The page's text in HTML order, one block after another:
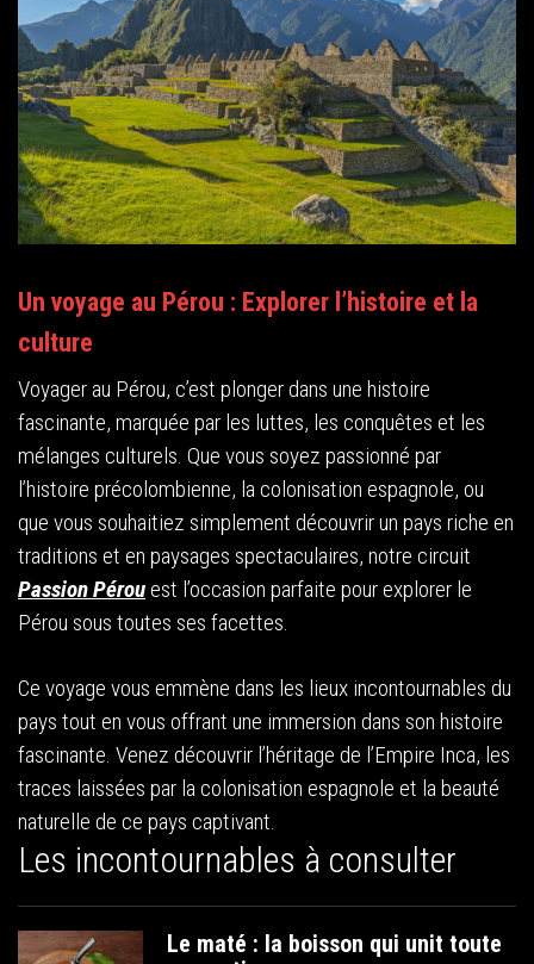
Un voyage au Pérou : Explorer l’histoire et la
culture
Voyager au Pérou, c’est plonger dans une histoire
fascinante, marquée par les luttes, les conquêtes et les
mélanges culturels. Que vous soyez passionné par
l’histoire précolombienne, la colonisation espagnole, ou
que vous souhaitiez simplement découvrir un pays riche en
traditions et en paysages spectaculaires, notre circuit
Passion Pérouest l’occasion parfaite pour explorer le
Pérou sous toutes ses facettes.
Ce voyage vous emmène dans les lieux incontournables du
pays tout en vous offrant une immersion dans son histoire
fascinante. Venez découvrir l’héritage de l’Empire Inca, les
traces laissées par la colonisation espagnole et la beauté
naturelle de ce pays captivant.
Les incontournables à consulter
Le maté : la boisson qui unit toute